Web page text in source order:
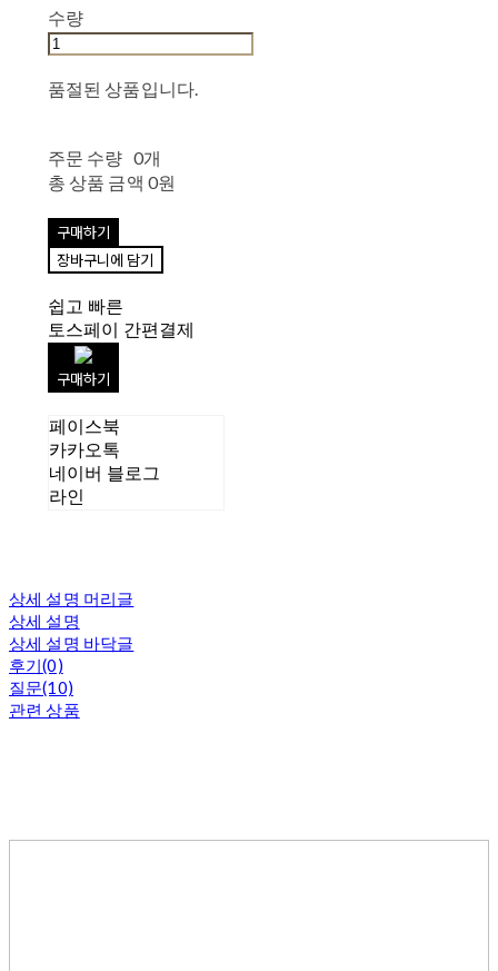
수량
품절된 상품입니다.
주문 수량 0개
총 상품 금액 0원
구매하기
장바구니에 담기
쉽고 빠른
토스페이 간편결제
구매하기
페이스북
카카오톡
네이버 블로그
라인
상세 설명 머리글
상세 설명
상세 설명 바닥글
후기(0)
질문(10)
관련 상품